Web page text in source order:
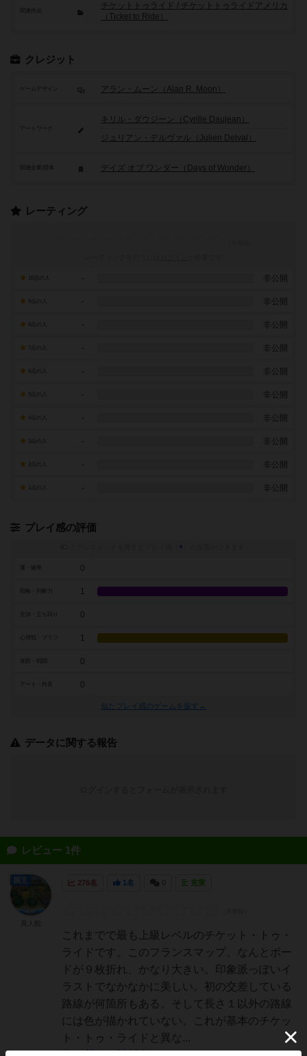
関連作品
チケットトゥライド / チケットトゥライドアメリカ
（Ticket to Ride）
クレジット
ゲームデザイン アラン・ムーン（Alan R. Moon）
アートワーク
キリル・ダウジーン（Cyrille Daujean）
ジュリアン・デルヴァル（Julien Delval）
デイズ オブ ワンダー（Days of Wonder）
レーティング
- 非公開
- 非公開
- 非公開
7点の人 - 非公開
- 非公開
- 非公開
- 非公開
- 非公開
- 非公開
- 非公開
プレイ感の評価
※
0
戦略・判断力 1
0
1
0
アート・外見 0
似たプレイ感のゲームを探す→
データに関する報告
レビュー 1件
276名 1名 充実
これまでで最も上級レベルのチケット・トゥ・
ライドです。このフランスマップ、なんとボー
ドが９枚折れ、かなり大きい。印象派っぽいイ
ラストでなかなかに美しい。初の交差している
路線が何箇所もある。そして長さ１以外の路線
には色が描かれていない。これが基本のチケッ
ト・トゥ・ライドと異な...
国王